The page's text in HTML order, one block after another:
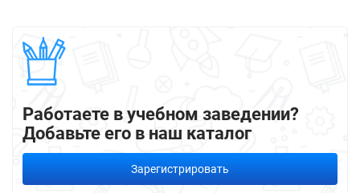
Работаете в учебном заведении?
Добавьте его в наш каталог
Зарегистрировать